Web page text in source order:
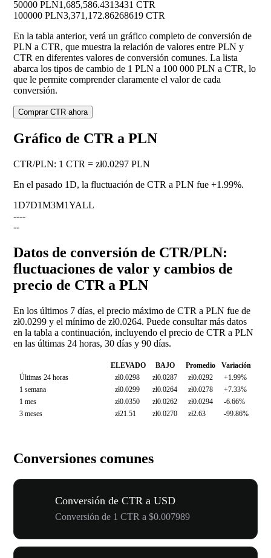
50000 PLN1,685,586.4313431 CTR
100000 PLN3,371,172.86268619 CTR
En la tabla anterior, verá un gráfico completo de conversión de
PLN a CTR, que muestra la relación de valores entre PLN y
CTR en diferentes valores de conversión comunes. La lista
abarca los tipos de cambio de 1 PLN a 100 000 PLN a CTR, lo
que le permite comprender claramente el valor de cada
conversión.
Comprar CTR ahora
Gráfico de CTR a PLN
CTR/PLN: 1 CTR = zł0.0297 PLN
En el pasado 1D, la fluctuación de CTR a PLN fue +1.99%.
1D7D1M3M1YALL
----
--
Datos de conversión de CTR/PLN:
fluctuaciones de valor y cambios de
precio de CTR a PLN
En los últimos 7 días, el precio máximo de CTR a PLN fue de
zł0.0299 y el mínimo de zł0.0264. Puede consultar más datos
en la tabla a continuación, incluyendo el precio de CTR a PLN
en las últimas 24 horas, 30 días y 90 días.
ELEVADO BAJO Promedio
Variación
Últimas 24 horas
zł0.0298 zł0.0287 zł0.0292
+1.99%
1 semana
zł0.0299 zł0.0264 zł0.0278
+7.33%
1 mes
zł0.0350 zł0.0262 zł0.0294
-6.66%
3 meses
zł21.51 zł0.0270 zł2.63 -99.86%
Conversiones comunes
Conversión de CTR a USD
Conversión de 1 CTR a $0.007989